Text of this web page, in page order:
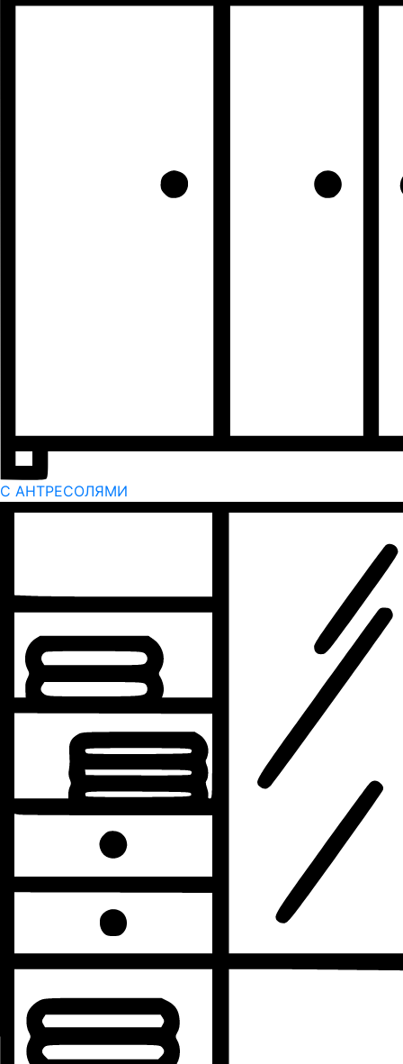
С АНТРЕСОЛЯМИ